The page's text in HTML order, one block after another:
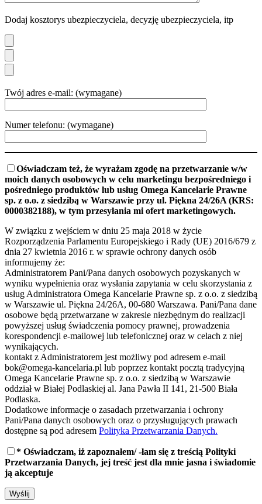
Dodaj kosztorys ubezpieczyciela, decyzję ubezpieczyciela, itp
Twój adres e-mail: (wymagane)
Numer telefonu: (wymagane)
Oświadczam też, że wyrażam zgodę na przetwarzanie w/w
moich danych osobowych w celu marketingu bezpośredniego i
pośredniego produktów lub usług Omega Kancelarie Prawne
sp. z o.o. z siedzibą w Warszawie przy ul. Piękna 24/26A (KRS:
0000382188), w tym przesyłania mi ofert marketingowych.
W związku z wejściem w dniu 25 maja 2018 w życie
Rozporządzenia Parlamentu Europejskiego i Rady (UE) 2016/679 z
dnia 27 kwietnia 2016 r. w sprawie ochrony danych osób
informujemy że:
Administratorem Pani/Pana danych osobowych pozyskanych w
wyniku wypełnienia oraz wysłania zapytania w celu skorzystania z
usług Administratora Omega Kancelarie Prawne sp. z o.o. z siedzibą
w Warszawie ul. Piękna 24/26A, 00-680 Warszawa. Pani/Pana dane
osobowe będą przetwarzane w zakresie niezbędnym do realizacji
powyższej usług świadczenia pomocy prawnej, prowadzenia
korespondencji e-mailowej lub telefonicznej oraz w celach z niej
wynikających.
kontakt z Administratorem jest możliwy pod adresem e-mail
bok@omega-kancelaria.pl lub poprzez kontakt pocztą tradycyjną
Omega Kancelarie Prawne sp. z o.o. z siedzibą w Warszawie
oddział w Białej Podlaskiej al. Jana Pawła II 141, 21-500 Biała
Podlaska.
Dodatkowe informacje o zasadach przetwarzania i ochrony
Pani/Pana danych osobowych oraz o przysługujących prawach
dostępne są pod adresem Polityka Przetwarzania Danych.
* Oświadczam, iż zapoznałem/ -łam się z treścią Polityki
Przetwarzania Danych, jej treść jest dla mnie jasna i świadomie
ją akceptuje